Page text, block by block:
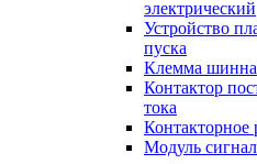
электрический
Устройство
пуска
Клемма
Контактор
тока
Контакторное
Модуль